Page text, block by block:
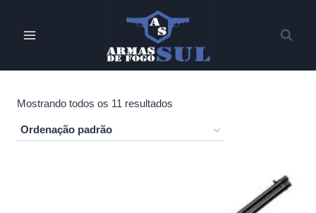
Mostrando todos os 11 resultados